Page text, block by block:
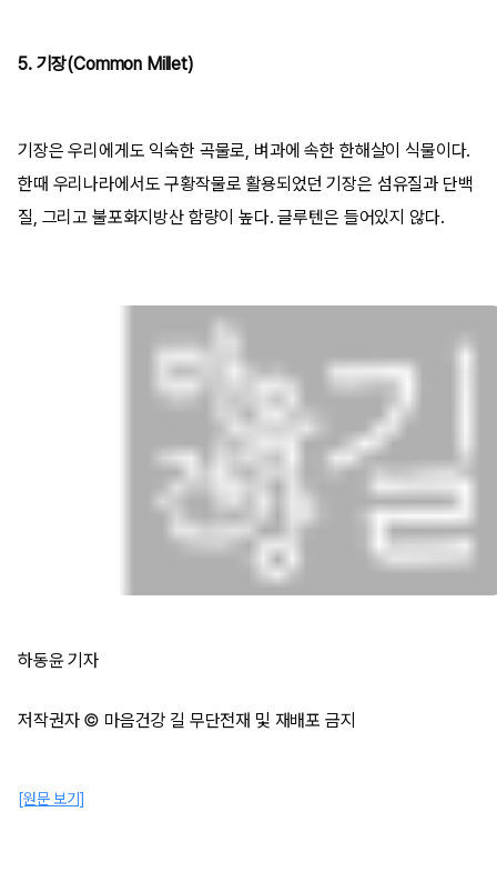
5. 기장(Common Millet)
기장은 우리에게도 익숙한 곡물로, 벼과에 속한 한해살이 식물이다.
한때 우리나라에서도 구황작물로 활용되었던 기장은 섬유질과 단백
질, 그리고 불포화지방산 함량이 높다. 글루텐은 들어있지 않다.
하동윤 기자
저작권자 © 마음건강 길 무단전재 및 재배포 금지
[원문 보기]